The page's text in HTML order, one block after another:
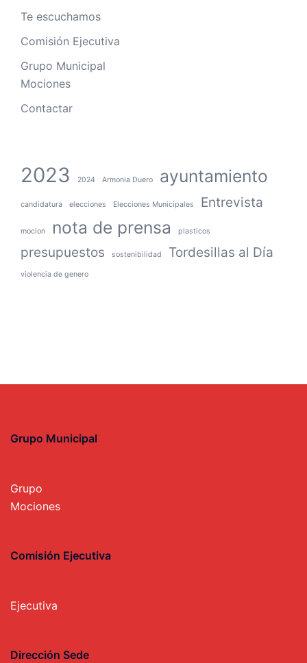
Te escuchamos
Comisión Ejecutiva
Grupo Municipal
Mociones
Contactar
2023 2024 Armonia Duero ayuntamiento
candidatura elecciones Elecciones Municipales Entrevista
mocion nota de prensa plasticos
presupuestos sostenibilidad Tordesillas al Día
violencia de genero
Grupo Municipal
Grupo
Mociones
Comisión Ejecutiva
Ejecutiva
Dirección Sede